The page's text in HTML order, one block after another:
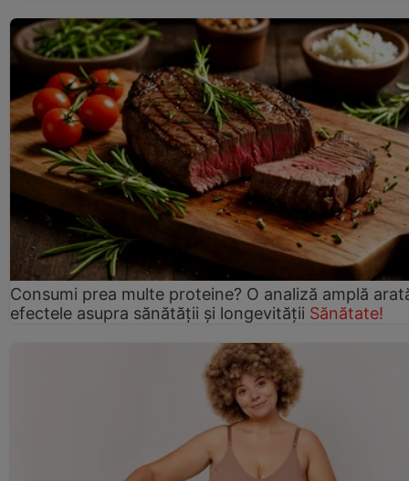
Consumi prea multe proteine? O analiză amplă
efectele asupra sănătății și longevității Sănătate!